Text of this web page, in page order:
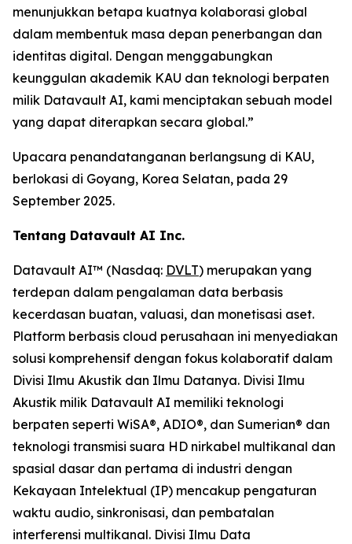
menunjukkan betapa kuatnya kolaborasi global
dalam membentuk masa depan penerbangan dan
identitas digital. Dengan menggabungkan
keunggulan akademik KAU dan teknologi berpaten
milik Datavault AI, kami menciptakan sebuah model
yang dapat diterapkan secara global.”
Upacara penandatanganan berlangsung di KAU,
berlokasi di Goyang, Korea Selatan, pada 29
September 2025.
Tentang Datavault AI Inc.
Datavault AI™ (Nasdaq: DVLT) merupakan yang
terdepan dalam pengalaman data berbasis
kecerdasan buatan, valuasi, dan monetisasi aset.
Platform berbasis cloud perusahaan ini menyediakan
solusi komprehensif dengan fokus kolaboratif dalam
Divisi Ilmu Akustik dan Ilmu Datanya. Divisi Ilmu
Akustik milik Datavault AI memiliki teknologi
berpaten seperti WiSA®, ADIO®, dan Sumerian® dan
teknologi transmisi suara HD nirkabel multikanal dan
spasial dasar dan pertama di industri dengan
Kekayaan Intelektual (IP) mencakup pengaturan
waktu audio, sinkronisasi, dan pembatalan
interferensi multikanal. Divisi Ilmu Data